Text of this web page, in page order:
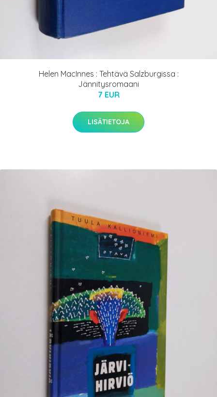
Helen MacInnes : Tehtävä Salzburgissa :
Jännitysromaani
7 EUR
LISÄTIETOJA